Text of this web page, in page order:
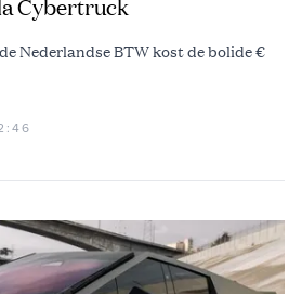
Cybertruck
Nederlandse BTW kost de bolide €